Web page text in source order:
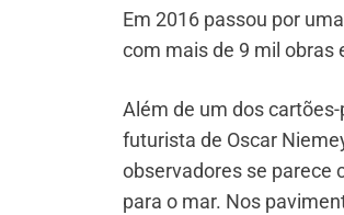
Em 2016 passou por
com mais de 9 mil obras
Além de um dos
futurista de Oscar
observadores se parece
para o mar. Nos